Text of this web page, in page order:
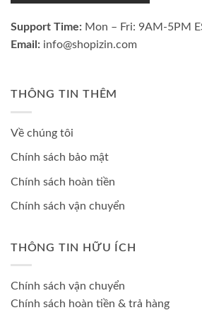
Support Time: Mon – Fri: 9AM-5PM
Email: info@shopizin.com
THÔNG TIN THÊM
Về chúng tôi
Chính sách bảo mật
Chính sách hoàn tiền
Chính sách vận chuyển
THÔNG TIN HỮU ÍCH
Chính sách vận chuyển
Chính sách hoàn tiền & trả hàng